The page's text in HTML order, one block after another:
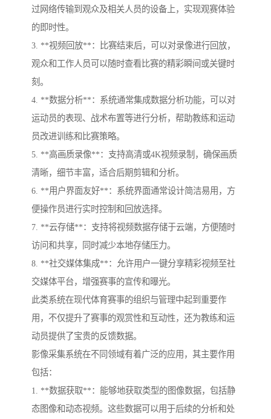
过网络传输到观众及相关人员的设备上，实现观赛体验
的即时性。
3. **视频回放**：比赛结束后，可以对录像进行回放，
观众和工作人员可以随时查看比赛的精彩瞬间或关键时
刻。
4. **数据分析**：系统通常集成数据分析功能，可以对
运动员的表现、战术布置等进行分析，帮助教练和运动
员改进训练和比赛策略。
5. **高画质录像**：支持高清或4K视频录制，确保画质
清晰，细节丰富，适合后期剪辑和分析。
6. **用户界面友好**：系统界面通常设计简洁易用，方
便操作员进行实时控制和回放选择。
7. **云存储**：支持将视频数据存储于云端，方便随时
访问和共享，同时减少本地存储压力。
8. **社交媒体集成**：允许用户一键分享精彩视频至社
交媒体平台，增强赛事的宣传和曝光。
此类系统在现代体育赛事的组织与管理中起到重要作
用，不仅提升了赛事的观赏性和互动性，还为教练和运
动员提供了宝贵的反馈数据。
影像采集系统在不同领域有着广泛的应用，其主要作用
包括：
1. **数据获取**：能够地获取类型的图像数据，包括静
态图像和动态视频。这些数据可以用于后续的分析和处